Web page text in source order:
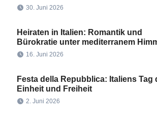
30. Juni 2026
Heiraten in Italien: Romantik und
Bürokratie unter mediterranem
16. Juni 2026
Festa della Repubblica: Italiens Tag
Einheit und Freiheit
2. Juni 2026